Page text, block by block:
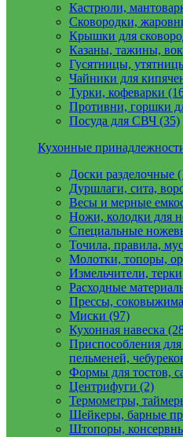
Кастрюли,
Сковородки,
Крышки для
Казаны, тажины,
Гусятницы,
Чайники для
Турки, кофеварки
Противни, горшки
Посуда для СВЧ (35)
Кухонные
Доски разделочные
Дуршлаги, сита,
Весы и мерные
Ножи, колодки для
Специальные
Точила, правила,
Молотки, топоры,
Измельчители,
Расходные
Прессы,
Миски (97)
Кухонная навеска
Приспособления
пельменей,
Формы для тостов,
Центрифуги (2)
Термометры,
Шейкеры, барные
Штопоры,